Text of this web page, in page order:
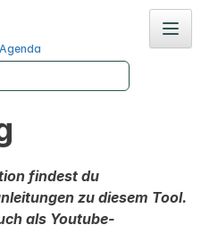
Agenda
findest du
zu diesem Tool.
als Youtube-